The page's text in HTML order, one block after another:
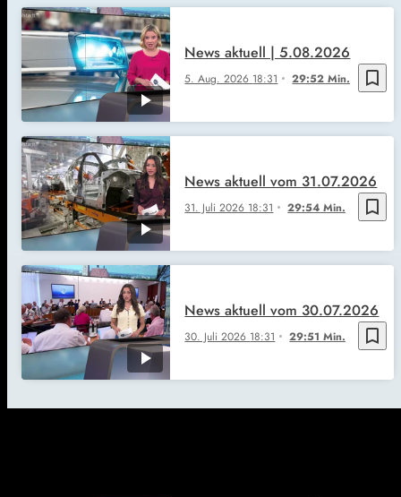
bookmark_border
5. Aug. 2026 18:31 29:52 Min.
News aktuell | 5.08.2026
bookmark_border
31. Juli 2026 18:31 29:54 Min.
News aktuell vom 31.07.2026
bookmark_border
30. Juli 2026 18:31 29:51 Min.
News aktuell vom 30.07.2026